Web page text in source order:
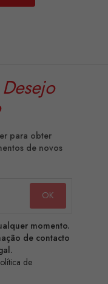
Desejo
para obter
de novos
momento.
de contacto
de